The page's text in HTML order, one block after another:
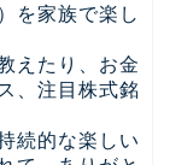
を家族で楽し
えたり、お金
、注目株式銘
続的な楽しい